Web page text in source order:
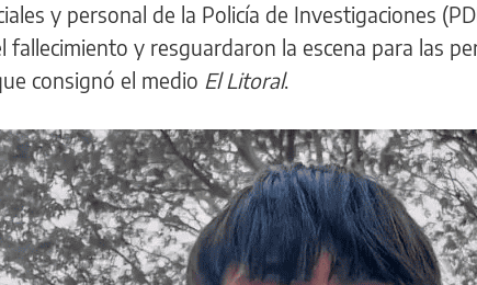
y personal de la Policía de Investigaciones
fallecimiento y resguardaron la escena para las
consignó el medio El Litoral.